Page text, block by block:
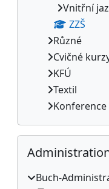
Vnitřní
ZZŠ
Různé
Cvičné
KFÚ
Textil
Konference
Administration
Buch-